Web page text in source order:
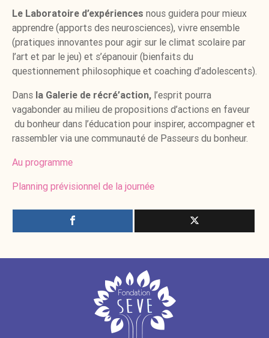
Le Laboratoire d’expériences nous guidera pour mieux
apprendre (apports des neurosciences), vivre ensemble
(pratiques innovantes pour agir sur le climat scolaire par
l’art et par le jeu) et s’épanouir (bienfaits du
questionnement philosophique et coaching d’adolescents).
Dans la Galerie de récré’action, l’esprit pourra
vagabonder au milieu de propositions d’actions en faveur
du bonheur dans l’éducation pour inspirer, accompagner et
rassembler via une communauté de Passeurs du bonheur.
Au programme
Planning prévisionnel de la journée